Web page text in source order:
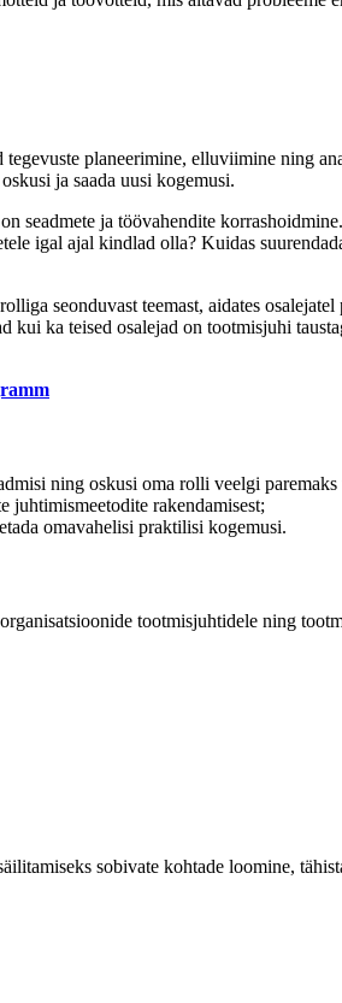
planeerimine, elluviimine ning
ja saada uusi kogemusi.
seadmete ja töövahendite
igal ajal kindlad olla? Kuidas
seonduvast teemast, aidates
ka teised osalejad on tootmisjuhi
ning oskusi oma rolli veelgi paremaks
juhtimismeetodite rakendamisest;
omavahelisi praktilisi kogemusi.
tootmisjuhtidele ning
sobivate kohtade loomine,